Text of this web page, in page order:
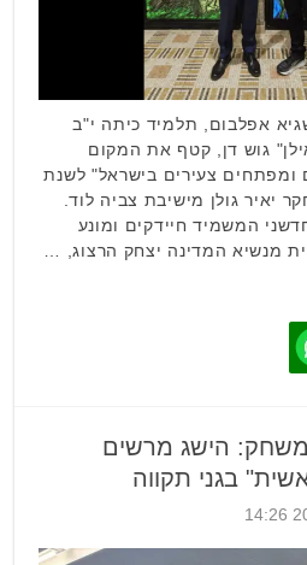
אפלבום, תלמיד כיתה י"ב
גוש דן, קטף את המקום
ומפתחים צעירים בישראל" לשנת
יאיר גולן מישיבת צביה לוד.
המשמיד חיידקים ומונע
מנשיא המדינה יצחק הרצוג, …
הישג מרשים
בגני תקווה